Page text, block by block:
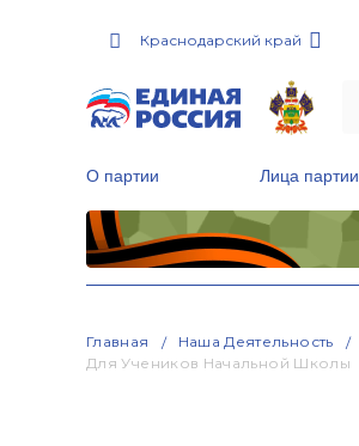
Краснодарский край
О партии Лица партии
Главная Наша Деятельность
Для Учеников Начальной Школы